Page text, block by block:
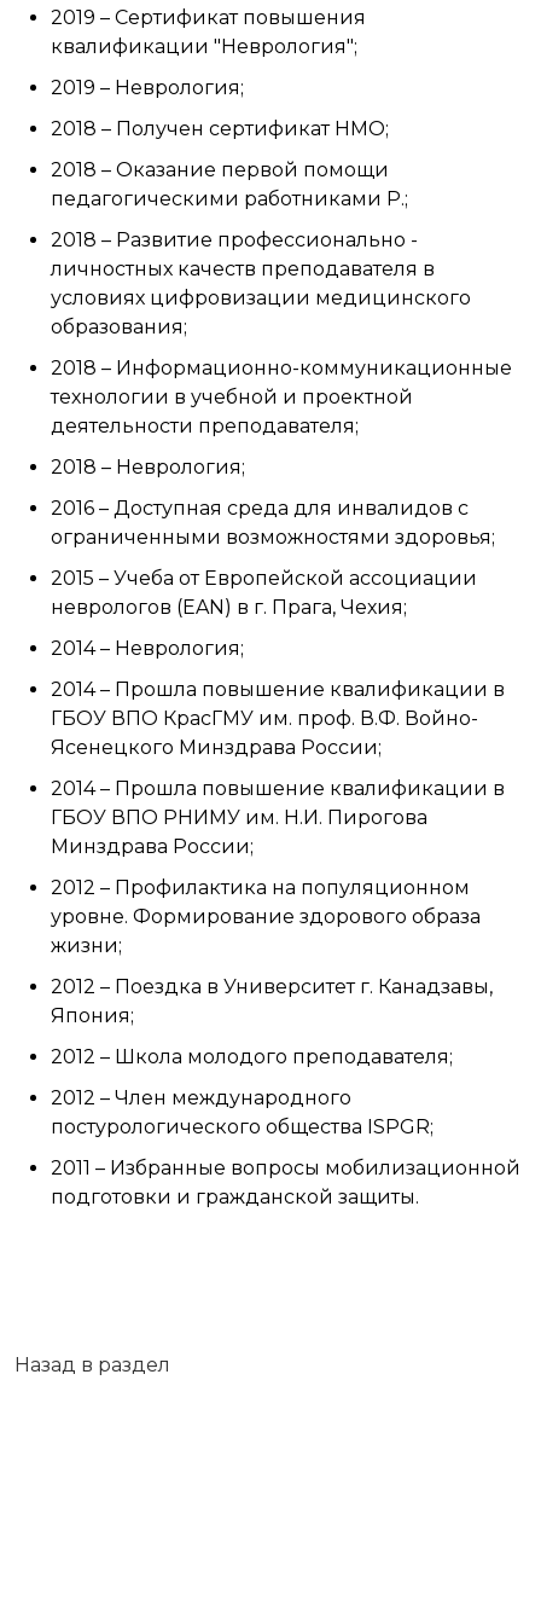
2019 – Сертификат повышения
квалификации "Неврология";
2019 – Неврология;
2018 – Получен сертификат НМО;
2018 – Оказание первой помощи
педагогическими работниками Р.;
2018 – Развитие профессионально -
личностных качеств преподавателя в
условиях цифровизации медицинского
образования;
2018 – Информационно-коммуникационные
технологии в учебной и проектной
деятельности преподавателя;
2018 – Неврология;
2016 – Доступная среда для инвалидов с
ограниченными возможностями здоровья;
2015 – Учеба от Европейской ассоциации
неврологов (EAN) в г. Прага, Чехия;
2014 – Неврология;
2014 – Прошла повышение квалификации в
ГБОУ ВПО КрасГМУ им. проф. В.Ф. Войно-
Ясенецкого Минздрава России;
2014 – Прошла повышение квалификации в
ГБОУ ВПО РНИМУ им. Н.И. Пирогова
Минздрава России;
2012 – Профилактика на популяционном
уровне. Формирование здорового образа
жизни;
2012 – Поездка в Университет г. Канадзавы,
Япония;
2012 – Школа молодого преподавателя;
2012 – Член международного
постурологического общества ISPGR;
2011 – Избранные вопросы мобилизационной
подготовки и гражданской защиты.
Назад в раздел